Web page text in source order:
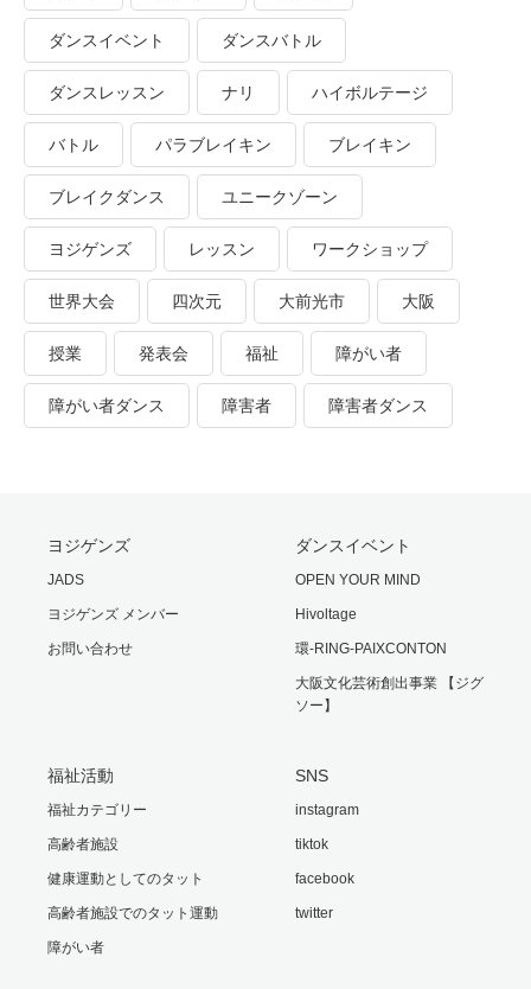
ダンスイベント ダンスバトル
ダンスレッスン ナリ ハイボルテージ
バトル パラブレイキン ブレイキン
ブレイクダンス ユニークゾーン
ヨジゲンズ レッスン ワークショップ
世界大会 四次元 大前光市 大阪
授業 発表会 福祉 障がい者
障がい者ダンス 障害者 障害者ダンス
ヨジゲンズ
JADS
ヨジゲンズ メンバー
お問い合わせ
ダンスイベント
OPEN YOUR MIND
Hivoltage
環-RING-PAIXCONTON
大阪文化芸術創出事業 【ジグ
ソー】
福祉活動
福祉カテゴリー
高齢者施設
健康運動としてのタット
高齢者施設でのタット運動
障がい者
SNS
instagram
tiktok
facebook
twitter